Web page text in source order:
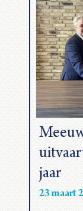
jaar
23 maart